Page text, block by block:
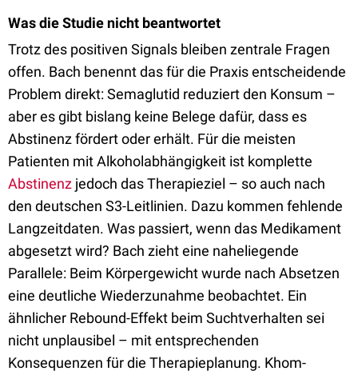
Was die Studie nicht beantwortet
Trotz des positiven Signals bleiben zentrale Fragen
offen. Bach benennt das für die Praxis entscheidende
Problem direkt: Semaglutid reduziert den Konsum –
aber es gibt bislang keine Belege dafür, dass es
Abstinenz fördert oder erhält. Für die meisten
Patienten mit Alkoholabhängigkeit ist komplette
Abstinenz jedoch das Therapieziel – so auch nach
den deutschen S3-Leitlinien. Dazu kommen fehlende
Langzeitdaten. Was passiert, wenn das Medikament
abgesetzt wird? Bach zieht eine naheliegende
Parallele: Beim Körpergewicht wurde nach Absetzen
eine deutliche Wiederzunahme beobachtet. Ein
ähnlicher Rebound-Effekt beim Suchtverhalten sei
nicht unplausibel – mit entsprechenden
Konsequenzen für die Therapieplanung. Khom-